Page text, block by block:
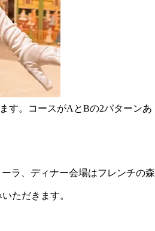
す。コースがAとBの2パターンあ
ラ、ディナー会場はフレンチの森
ただきます。